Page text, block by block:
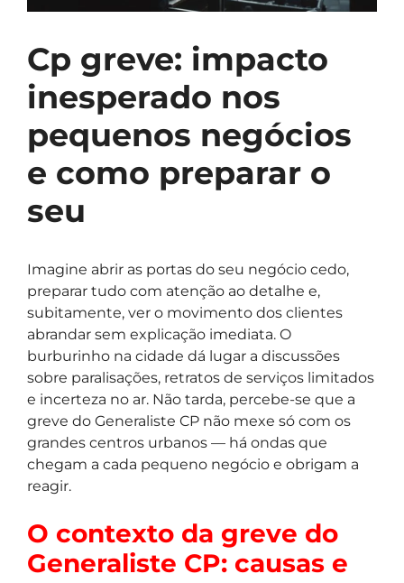
Cp greve: impacto
inesperado nos
pequenos negócios
e como preparar o
seu
Imagine abrir as portas do seu negócio cedo,
preparar tudo com atenção ao detalhe e,
subitamente, ver o movimento dos clientes
abrandar sem explicação imediata. O
burburinho na cidade dá lugar a discussões
sobre paralisações, retratos de serviços limitados
e incerteza no ar. Não tarda, percebe-se que a
greve do Generaliste CP não mexe só com os
grandes centros urbanos — há ondas que
chegam a cada pequeno negócio e obrigam a
reagir.
O contexto da greve do
Generaliste CP: causas e